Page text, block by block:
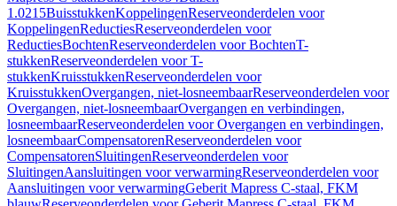
1.0215BuisstukkenKoppelingenReserveonderdelen voor
KoppelingenReductiesReserveonderdelen voor
ReductiesBochtenReserveonderdelen voor BochtenT-
stukkenReserveonderdelen voor T-
stukkenKruisstukkenReserveonderdelen voor
KruisstukkenOvergangen, niet-losneembaarReserveonderdelen voor
Overgangen, niet-losneembaarOvergangen en verbindingen,
losneembaarReserveonderdelen voor Overgangen en verbindingen,
losneembaarCompensatorenReserveonderdelen voor
CompensatorenSluitingenReserveonderdelen voor
SluitingenAansluitingen voor verwarmingReserveonderdelen voor
Aansluitingen voor verwarmingGeberit Mapress C-staal, FKM